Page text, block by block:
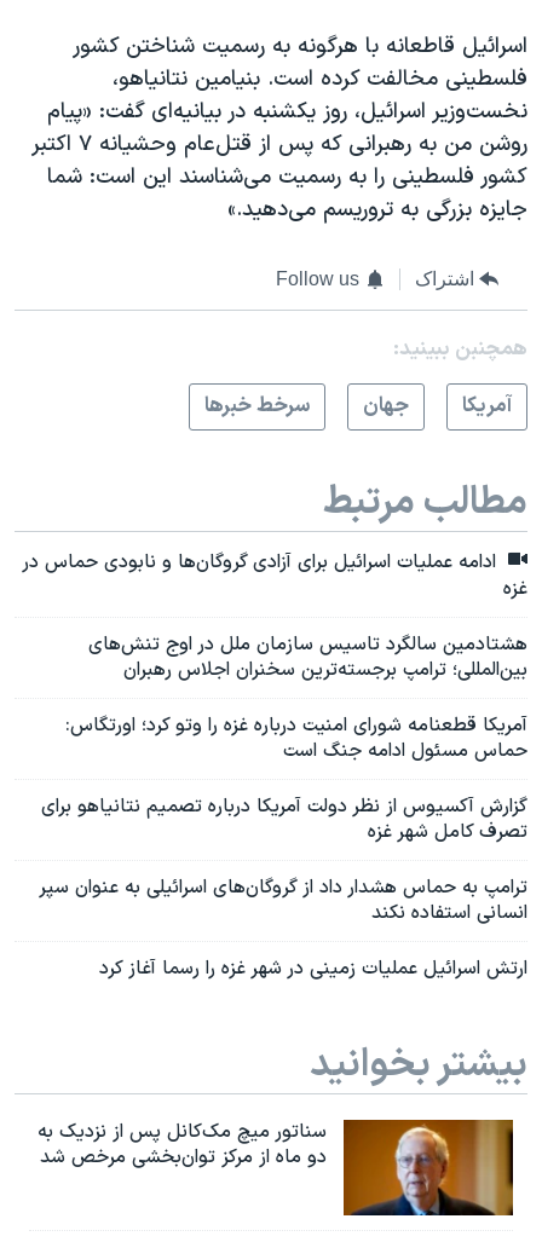
اسرائیل قاطعانه با هرگونه به رسمیت شناختن کشور
فلسطینی مخالفت کرده است. بنیامین نتانیاهو،
نخست‌وزیر اسرائیل، روز یکشنبه در بیانیه‌ای گفت: «پیام
روشن من به رهبرانی که پس از قتل‌عام وحشیانه ۷ اکتبر
کشور فلسطینی را به رسمیت می‌شناسند این است: شما
جایزه بزرگی به تروریسم می‌دهید.»
اشتراک Follow us
همچنبن ببینید:
آمريکا
جهان سرخط خبرها
مطالب مرتبط
ادامه عملیات اسرائيل برای آزادی گروگان‌ها و نابودی حماس در
غزه
هشتادمین سالگرد تاسیس سازمان ملل در اوج تنش‌های
بین‌المللی؛ ترامپ برجسته‌ترین سخنران اجلاس رهبران
آمریکا قطعنامه شورای امنیت درباره غزه را وتو کرد؛ اورتگاس:
حماس مسئول ادامه جنگ است
گزارش آکسیوس از نظر دولت آمریکا درباره تصمیم نتانیاهو برای
تصرف کامل شهر غزه
ترامپ به حماس هشدار داد از گروگان‌‌های اسرائيلی به عنوان سپر
انسانی استفاده نکند
ارتش اسرائیل عملیات زمینی در شهر غزه را رسما آغاز کرد
بیشتر بخوانید
سناتور میچ مک‌کانل پس از نزدیک به
دو ماه از مرکز توان‌بخشی مرخص شد